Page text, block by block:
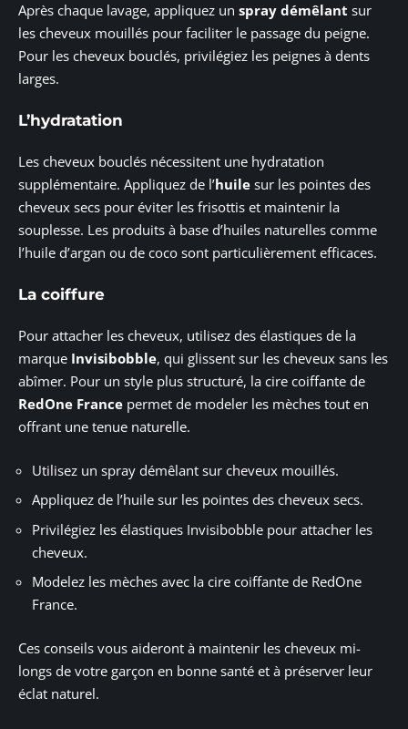
Après chaque lavage, appliquez un spray démêlant sur
les cheveux mouillés pour faciliter le passage du peigne.
Pour les cheveux bouclés, privilégiez les peignes à dents
larges.
L’hydratation
Les cheveux bouclés nécessitent une hydratation
supplémentaire. Appliquez de l’huile sur les pointes des
cheveux secs pour éviter les frisottis et maintenir la
souplesse. Les produits à base d’huiles naturelles comme
l’huile d’argan ou de coco sont particulièrement efficaces.
La coiffure
Pour attacher les cheveux, utilisez des élastiques de la
marque Invisibobble, qui glissent sur les cheveux sans les
abîmer. Pour un style plus structuré, la cire coiffante de
RedOne France permet de modeler les mèches tout en
offrant une tenue naturelle.
Utilisez un spray démêlant sur cheveux mouillés.
Appliquez de l’huile sur les pointes des cheveux secs.
Privilégiez les élastiques Invisibobble pour attacher les
cheveux.
Modelez les mèches avec la cire coiffante de RedOne
France.
Ces conseils vous aideront à maintenir les cheveux mi-
longs de votre garçon en bonne santé et à préserver leur
éclat naturel.